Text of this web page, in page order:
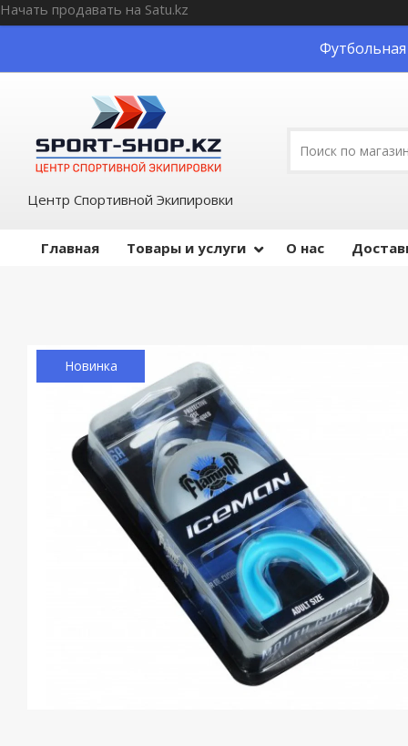
Начать продавать на Satu.kz
Футбольная
Центр Спортивной Экипировки
Главная Товары и услуги О нас
Новинка